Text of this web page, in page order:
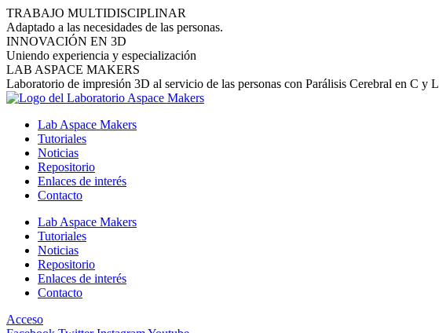
Ir
al
contenido
TRABAJO MULTIDISCIPLINAR
Adaptado a las necesidades de las personas.
INNOVACIÓN EN 3D
Uniendo experiencia y especialización
LAB ASPACE MAKERS
Laboratorio de impresión 3D al servicio de las personas con Parálisis Cerebral en C y L
Lab Aspace Makers
Tutoriales
Noticias
Repositorio
Enlaces de interés
Contacto
Lab Aspace Makers
Tutoriales
Noticias
Repositorio
Enlaces de interés
Contacto
Acceso